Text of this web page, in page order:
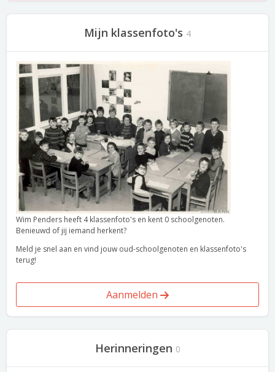
Mijn klassenfoto's 4
Wim Penders heeft 4 klassenfoto's en kent 0 schoolgenoten.
Benieuwd of jij iemand herkent?
Meld je snel aan en vind jouw oud-schoolgenoten en klassenfoto's
terug!
Aanmelden
Herinneringen 0